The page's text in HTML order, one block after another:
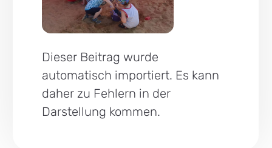
Dieser Beitrag wurde
automatisch importiert. Es kann
daher zu Fehlern in der
Darstellung kommen.